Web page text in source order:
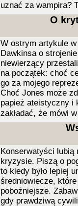
uznać za wampira?
O
W ostrym artykule
Dawkinsa o
niewierzący
na początek: choć
go za mojego
Choć Jones może
papież ateistyczny i
zakładać, że mówi
Konserwatyści lubią
kryzysie. Piszą o
to kiedy było lepiej
średniowiecze,
pobożniejsze.
gdy prawdziwą